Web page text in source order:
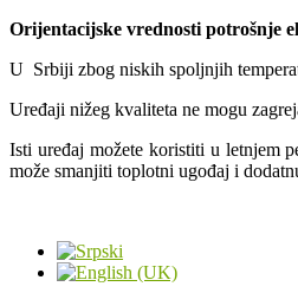
Orijentacijske vrednosti potrošnje
U Srbiji zbog niskih spoljnjih
Uređaji nižeg kvaliteta ne mogu
Isti uređaj možete koristiti u letnjem
može smanjiti toplotni ugođaj i